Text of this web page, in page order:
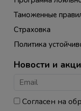
Таможенные
Страховка
Политика
Новости и
Согласен на